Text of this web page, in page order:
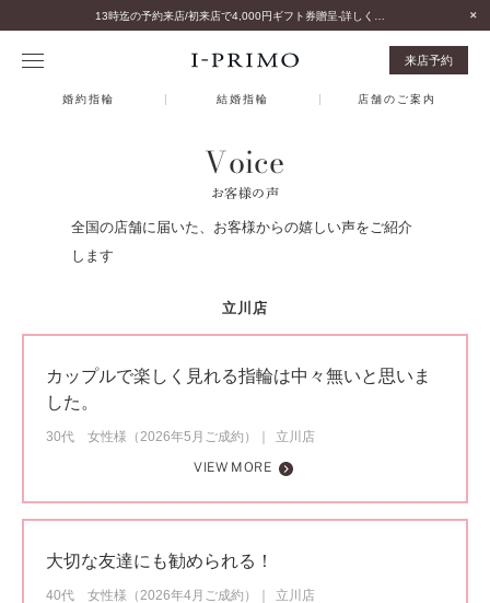
来店予約
婚約指輪 結婚指輪 店舗のご案内
Voice
お客様の声
全国の店舗に届いた、お客様からの嬉しい声をご紹介
します
立川店
カップルで楽しく見れる指輪は中々無いと思いま
した。
30代 女性様（2026年5月ご成約）
立川店
VIEW MORE
大切な友達にも勧められる！
40代 女性様（2026年4月ご成約）
立川店